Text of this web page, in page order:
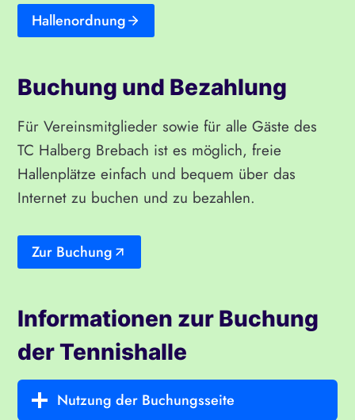
Hallenordnung
Buchung und Bezahlung
Für Vereinsmitglieder sowie für alle Gäste des
TC Halberg Brebach ist es möglich, freie
Hallenplätze einfach und bequem über das
Internet zu buchen und zu bezahlen.
Zur Buchung
Informationen zur Buchung
der Tennishalle
Nutzung der Buchungsseite